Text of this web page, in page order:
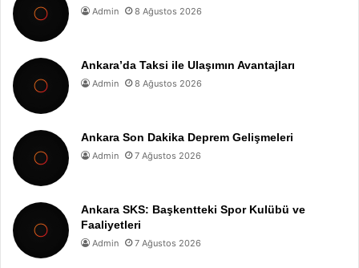
Admin 8 Ağustos 2026
Ankara’da Taksi ile Ulaşımın Avantajları
Admin 8 Ağustos 2026
Ankara Son Dakika Deprem Gelişmeleri
Admin 7 Ağustos 2026
Ankara SKS: Başkentteki Spor Kulübü ve
Faaliyetleri
Admin 7 Ağustos 2026